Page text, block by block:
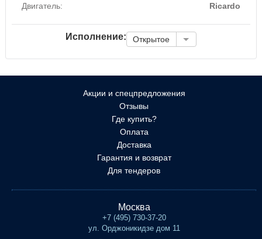
Двигатель:
Ricardo
Исполнение: Открытое
Акции и спецпредложения
Отзывы
Где купить?
Оплата
Доставка
Гарантия и возврат
Для тендеров
Москва
+7 (495) 730-37-20
ул. Орджоникидзе дом 11